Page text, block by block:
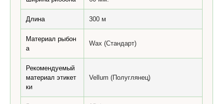
Длина 300 м
Материал рыбон
а
Wax (Стандарт)
Рекомендуемый
материал этикет
ки
Vellum (Полуглянец)